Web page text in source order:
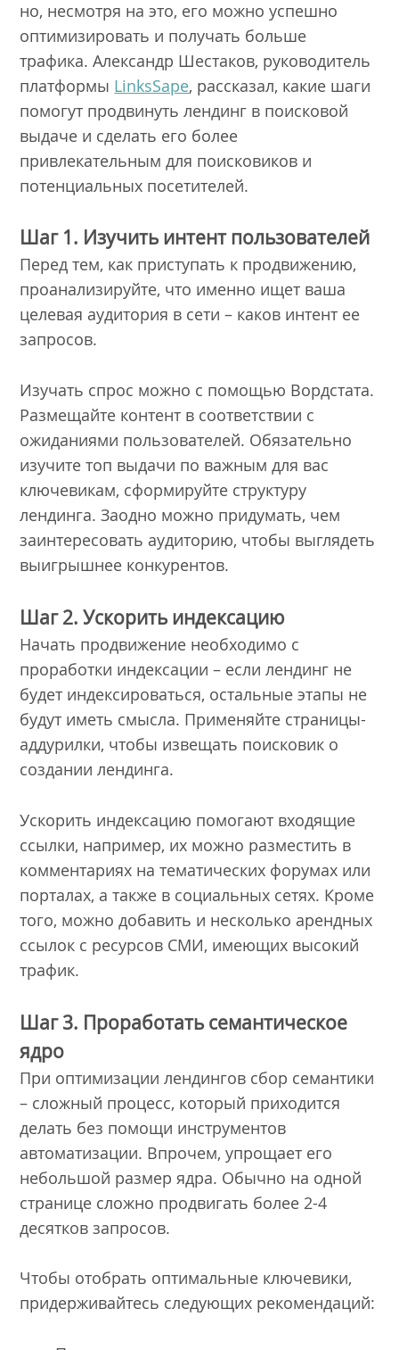
но, несмотря на это, его можно успешно
оптимизировать и получать больше
трафика. Александр Шестаков, руководитель
платформы LinksSape, рассказал, какие шаги
помогут продвинуть лендинг в поисковой
выдаче и сделать его более
привлекательным для поисковиков и
потенциальных посетителей.
Шаг 1. Изучить интент пользователей
Перед тем, как приступать к продвижению,
проанализируйте, что именно ищет ваша
целевая аудитория в сети – каков интент ее
запросов.
Изучать спрос можно с помощью Вордстата.
Размещайте контент в соответствии с
ожиданиями пользователей. Обязательно
изучите топ выдачи по важным для вас
ключевикам, сформируйте структуру
лендинга. Заодно можно придумать, чем
заинтересовать аудиторию, чтобы выглядеть
выигрышнее конкурентов.
Шаг 2. Ускорить индексацию
Начать продвижение необходимо с
проработки индексации – если лендинг не
будет индексироваться, остальные этапы не
будут иметь смысла. Применяйте страницы-
аддурилки, чтобы извещать поисковик о
создании лендинга.
Ускорить индексацию помогают входящие
ссылки, например, их можно разместить в
комментариях на тематических форумах или
порталах, а также в социальных сетях. Кроме
того, можно добавить и несколько арендных
ссылок с ресурсов СМИ, имеющих высокий
трафик.
Шаг 3. Проработать семантическое
ядро
При оптимизации лендингов сбор семантики
– сложный процесс, который приходится
делать без помощи инструментов
автоматизации. Впрочем, упрощает его
небольшой размер ядра. Обычно на одной
странице сложно продвигать более 2-4
десятков запросов.
Чтобы отобрать оптимальные ключевики,
придерживайтесь следующих рекомендаций: